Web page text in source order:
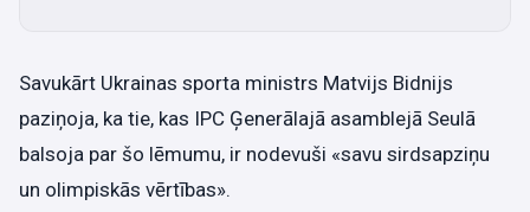
Savukārt Ukrainas sporta ministrs Matvijs Bidnijs
paziņoja, ka tie, kas IPC Ģenerālajā asamblejā Seulā
balsoja par šo lēmumu, ir nodevuši «savu sirdsapziņu
un olimpiskās vērtības».